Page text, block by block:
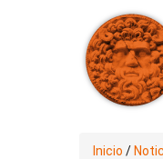
Inicio /